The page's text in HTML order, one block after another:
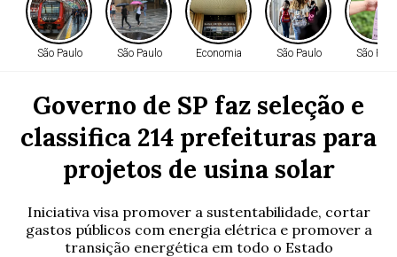
São Paulo São Paulo Economia São Paulo São
Governo de SP faz seleção e
classifica 214 prefeituras para
projetos de usina solar
Iniciativa visa promover a sustentabilidade, cortar
gastos públicos com energia elétrica e promover a
transição energética em todo o Estado